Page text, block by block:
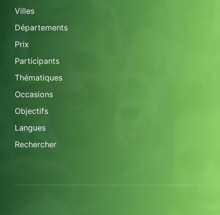
Villes
Départements
Prix
Participants
Thématiques
Occasions
Objectifs
Langues
Rechercher